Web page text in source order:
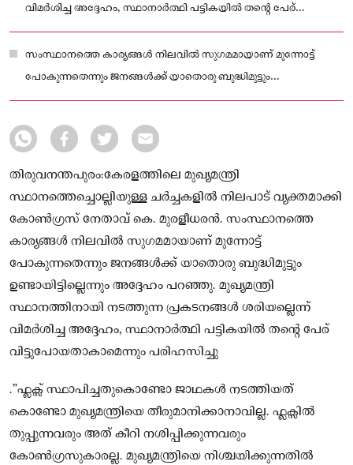
വിമർശിച്ച അദ്ദേഹം, സ്ഥാനാർത്ഥി പട്ടികയിൽ തന്റെ പേര്
വിട്ടുപോയതാകാമെന്നും പരിഹസിച്ചു
സംസ്ഥാനത്തെ കാര്യങ്ങൾ നിലവിൽ സുഗമമായാണ് മുന്നോട്ട്
പോകുന്നതെന്നും ജനങ്ങൾക്ക് യാതൊരു ബുദ്ധിമുട്ടും
ഉണ്ടായിട്ടില്ലെന്നും അദ്ദേഹം പറഞ്ഞു
തിരുവനന്തപുരം:കേരളത്തിലെ മുഖ്യമന്ത്രി
സ്ഥാനത്തെച്ചൊല്ലിയുള്ള ചർച്ചകളിൽ നിലപാട് വ്യക്തമാക്കി
കോൺഗ്രസ് നേതാവ് കെ. മുരളീധരൻ. സംസ്ഥാനത്തെ
കാര്യങ്ങൾ നിലവിൽ സുഗമമായാണ് മുന്നോട്ട്
പോകുന്നതെന്നും ജനങ്ങൾക്ക് യാതൊരു ബുദ്ധിമുട്ടും
ഉണ്ടായിട്ടില്ലെന്നും അദ്ദേഹം പറഞ്ഞു. മുഖ്യമന്ത്രി
സ്ഥാനത്തിനായി നടത്തുന്ന പ്രകടനങ്ങൾ ശരിയല്ലെന്ന്
വിമർശിച്ച അദ്ദേഹം, സ്ഥാനാർത്ഥി പട്ടികയിൽ തന്റെ പേര്
വിട്ടുപോയതാകാമെന്നും പരിഹസിച്ചു
.”ഫ്ലക്സ് സ്ഥാപിച്ചതുകൊണ്ടോ ജാഥകൾ നടത്തിയത്
കൊണ്ടോ മുഖ്യമന്ത്രിയെ തീരുമാനിക്കാനാവില്ല. ഫ്ലക്സിൽ
തുപ്പുന്നവരും അത് കീറി നശിപ്പിക്കുന്നവരും
കോൺഗ്രസുകാരല്ല. മുഖ്യമന്ത്രിയെ നിശ്ചയിക്കുന്നതിൽ